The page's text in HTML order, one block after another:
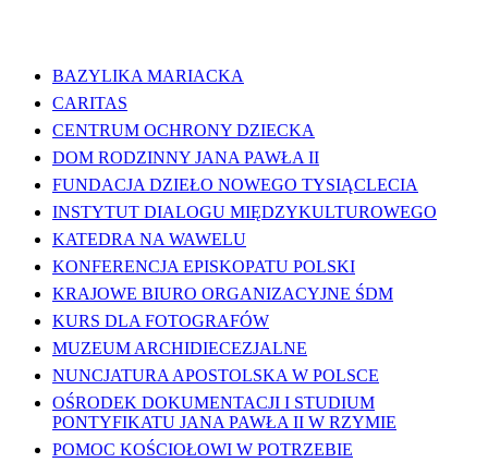
BAZYLIKA MARIACKA
CARITAS
CENTRUM OCHRONY DZIECKA
DOM RODZINNY JANA PAWŁA II
FUNDACJA DZIEŁO NOWEGO TYSIĄCLECIA
INSTYTUT DIALOGU MIĘDZYKULTUROWEGO
KATEDRA NA WAWELU
KONFERENCJA EPISKOPATU POLSKI
KRAJOWE BIURO ORGANIZACYJNE ŚDM
KURS DLA FOTOGRAFÓW
MUZEUM ARCHIDIECEZJALNE
NUNCJATURA APOSTOLSKA W POLSCE
OŚRODEK DOKUMENTACJI I STUDIUM
PONTYFIKATU JANA PAWŁA II W RZYMIE
POMOC KOŚCIOŁOWI W POTRZEBIE